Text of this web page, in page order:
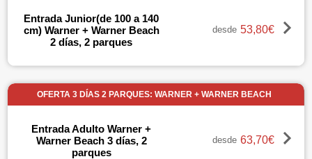
Entrada Junior(de 100 a 140
cm) Warner + Warner Beach
2 días, 2 parques
desde 53,80€
OFERTA 3 DÍAS 2 PARQUES: WARNER + WARNER BEACH
Entrada Adulto Warner +
Warner Beach 3 días, 2
parques
desde 63,70€